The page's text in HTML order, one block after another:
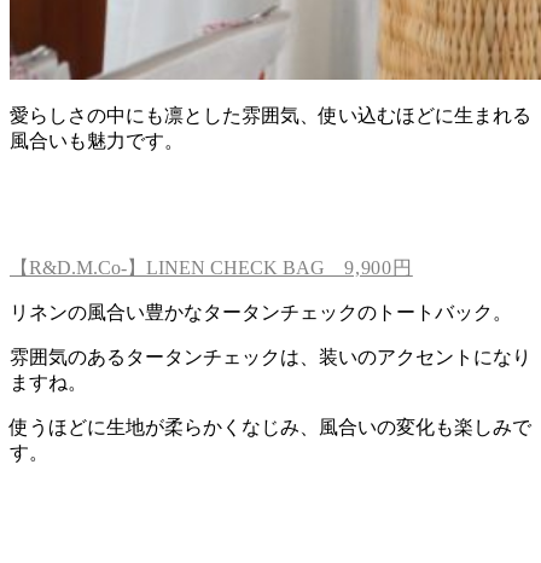
愛らしさの中にも凛とした雰囲気、使い込むほどに生まれる
風合いも魅力です。
【R&D.M.Co-】LINEN CHECK BAG 9,900円
リネンの風合い豊かなタータンチェックのトートバック。
雰囲気のあるタータンチェックは、装いのアクセントになり
ますね。
使うほどに生地が柔らかくなじみ、風合いの変化も楽しみで
す。